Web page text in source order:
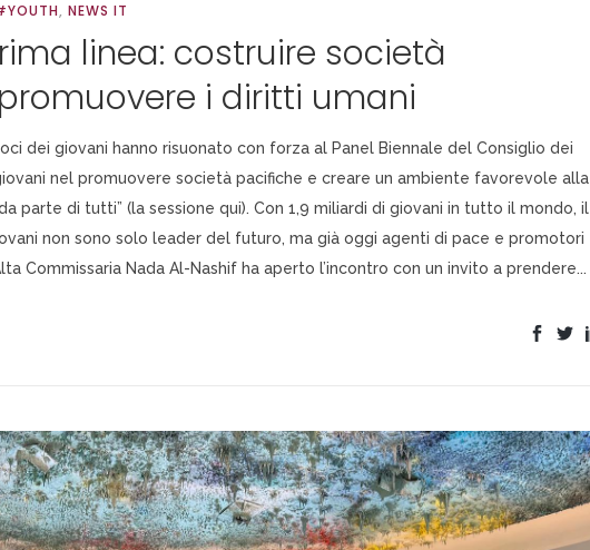
, NEWS IT
linea: costruire società
i diritti umani
dei giovani hanno risuonato con forza al Panel Biennale del Consiglio dei
nel promuovere società pacifiche e creare un ambiente favorevole alla
parte di tutti” (la sessione qui). Con 1,9 miliardi di giovani in tutto il mondo, il
non sono solo leader del futuro, ma già oggi agenti di pace e promotori
Commissaria Nada Al-Nashif ha aperto l’incontro con un invito a prendere...